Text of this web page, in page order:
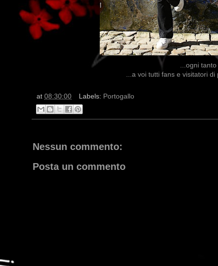
...ogni
...a voi tutti fans e visitatori
at 08:30:00 Labels: Portogallo
Nessun commento:
Posta un commento